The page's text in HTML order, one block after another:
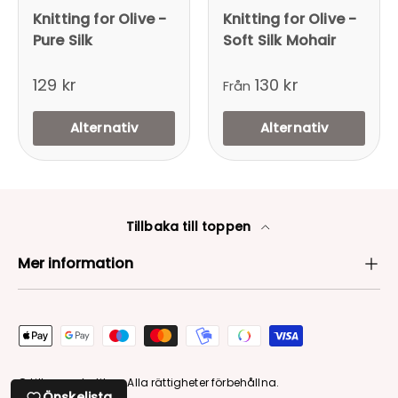
Knitting for Olive -
Pure Silk
129 kr
Alternativ
Knitting for Olive -
Soft Silk Mohair
Från 130 kr
Alternativ
Tillbaka till toppen
Mer information
Betalningsmetoder
© Lilla garnbutiken. Alla rättigheter förbehållna.